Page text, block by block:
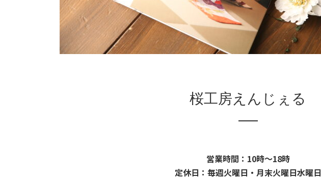
桜工房えんじぇる
営業時間：10時～18時
定休日：毎週火曜日・月末火曜日水曜日